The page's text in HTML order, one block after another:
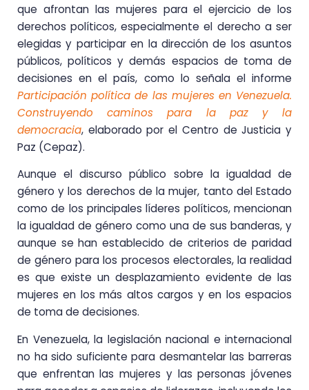
que afrontan las mujeres para el ejercicio de los
derechos políticos, especialmente el derecho a ser
elegidas y participar en la dirección de los asuntos
públicos, políticos y demás espacios de toma de
decisiones en el país, como lo señala el informe
Participación política de las mujeres en Venezuela.
Construyendo caminos para la paz y la
democracia, elaborado por el Centro de Justicia y
Paz (Cepaz).
Aunque el discurso público sobre la igualdad de
género y los derechos de la mujer, tanto del Estado
como de los principales líderes políticos, mencionan
la igualdad de género como una de sus banderas, y
aunque se han establecido de criterios de paridad
de género para los procesos electorales, la realidad
es que existe un desplazamiento evidente de las
mujeres en los más altos cargos y en los espacios
de toma de decisiones.
En Venezuela, la legislación nacional e internacional
no ha sido suficiente para desmantelar las barreras
que enfrentan las mujeres y las personas jóvenes